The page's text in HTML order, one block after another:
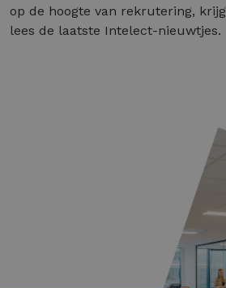
op de hoogte van rekrutering,
lees de laatste Intelect-nieuwtjes.